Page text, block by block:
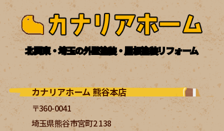
北関東・埼玉の外壁塗装・屋根塗装リフォーム
カナリアホーム 熊谷本店
〒360-0041
埼玉県熊谷市宮町2 138